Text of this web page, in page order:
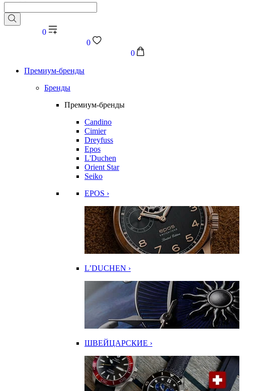
0
0
0
Премиум-бренды
Бренды
Премиум-бренды
Candino
Cimier
Dreyfuss
Epos
L'Duchen
Orient Star
Seiko
EPOS ›
L’DUCHEN ›
ШВЕЙЦАРСКИЕ ›